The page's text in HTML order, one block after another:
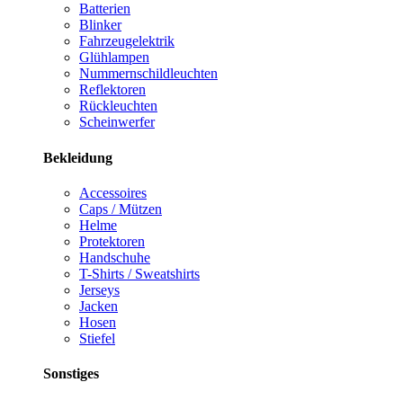
Batterien
Blinker
Fahrzeugelektrik
Glühlampen
Nummernschildleuchten
Reflektoren
Rückleuchten
Scheinwerfer
Bekleidung
Accessoires
Caps / Mützen
Helme
Protektoren
Handschuhe
T-Shirts / Sweatshirts
Jerseys
Jacken
Hosen
Stiefel
Sonstiges